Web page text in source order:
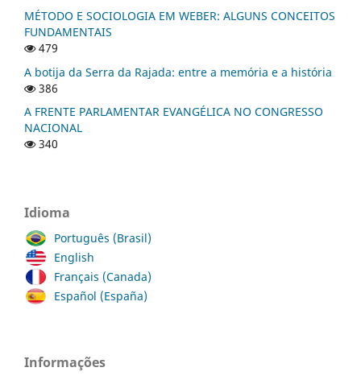
MÉTODO E SOCIOLOGIA EM WEBER: ALGUNS CONCEITOS
FUNDAMENTAIS
479
A botija da Serra da Rajada: entre a memória e a história
386
A FRENTE PARLAMENTAR EVANGÉLICA NO CONGRESSO
NACIONAL
340
Idioma
Português (Brasil)
English
Français (Canada)
Español (España)
Informações